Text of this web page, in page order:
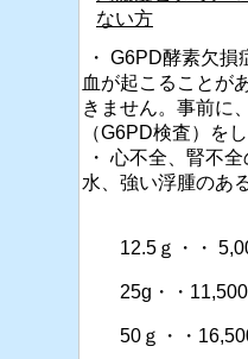
ない方
・ G6PD酵素欠損
血が起こることが
きま せん。 事前に
（G6PD検査）をし
・ 心不全、腎不
水、強い浮腫のあ
12.5 ｇ・・
25g ・・ 11,500
50 ｇ・・